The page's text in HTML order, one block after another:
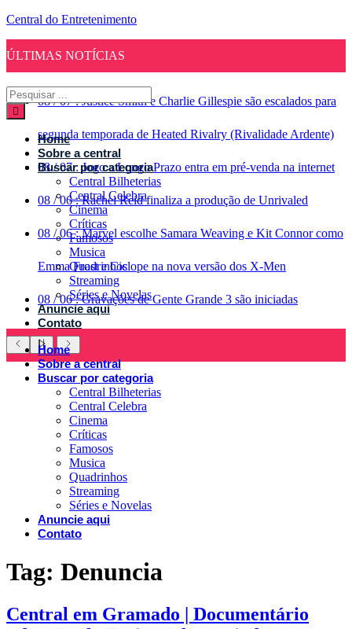
Central do Entretenimento
ÚLTIMAS NOTÍCIAS
08 / 07 : Justice Smith e Charlie Gillespie são escalados para
segunda temporada de Heated Rivalry (Rivalidade Ardente)
08 / 07 : Jogo a Longo Prazo entra em pré-venda na internet
08 / 06 : Rachel Reid finaliza a produção de Unrivaled
08 / 06 : Marvel escolhe Samara Weaving e Kit Connor como
Emma Frost e Ciclope na nova versão dos X-Men
08 / 06 : Gravações de Gente Grande 3 são iniciadas
Home
Sobre a central
Buscar por categoria
Central Bilheterias
Central Celebra
Cinema
Críticas
Famosos
Musica
Quadrinhos
Streaming
Séries e Novelas
Anuncie aqui
Contato
Home
Sobre a central
Buscar por categoria
Central Bilheterias
Central Celebra
Cinema
Críticas
Famosos
Musica
Quadrinhos
Streaming
Séries e Novelas
Anuncie aqui
Contato
Tag: Denuncia
Central em Gramado | Documentário